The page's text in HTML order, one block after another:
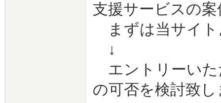
支援サービスの
まずは当サイト
↓
エントリーいた
の可否を検討致